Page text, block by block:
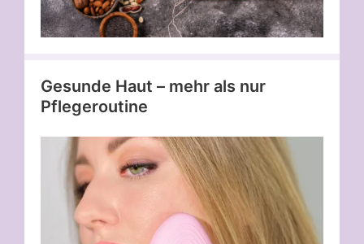
Gesunde Haut – mehr als nur
Pflegeroutine